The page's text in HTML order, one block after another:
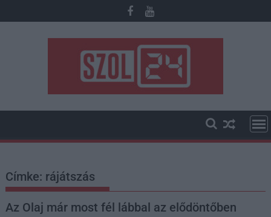
to
Címke: rájátszás
Az Olaj már most fél lábbal az elődöntőben